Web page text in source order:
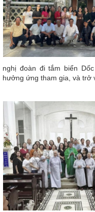
nghị đoàn đi tắm biển
hưởng ứng tham gia, và trở